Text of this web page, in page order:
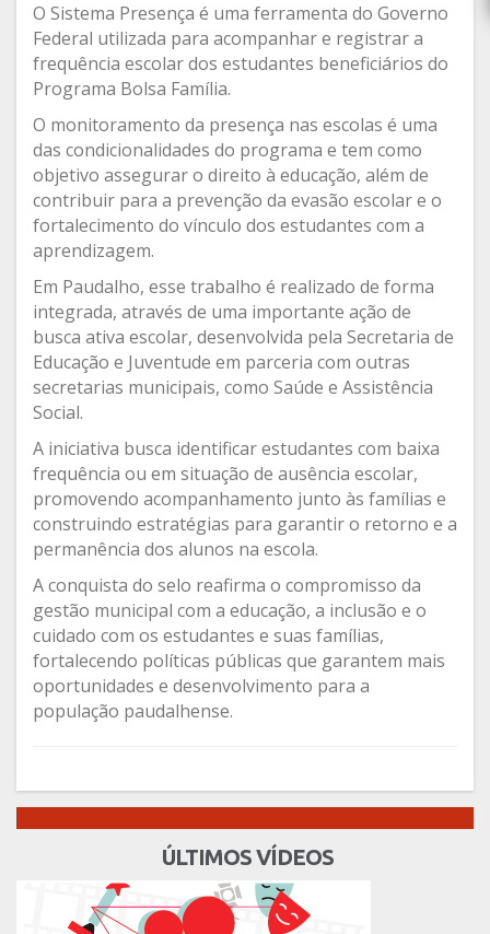
O Sistema Presença é uma ferramenta do Governo
Federal utilizada para acompanhar e registrar a
frequência escolar dos estudantes beneficiários do
Programa Bolsa Família.
O monitoramento da presença nas escolas é uma
das condicionalidades do programa e tem como
objetivo assegurar o direito à educação, além de
contribuir para a prevenção da evasão escolar e o
fortalecimento do vínculo dos estudantes com a
aprendizagem.
Em Paudalho, esse trabalho é realizado de forma
integrada, através de uma importante ação de
busca ativa escolar, desenvolvida pela Secretaria de
Educação e Juventude em parceria com outras
secretarias municipais, como Saúde e Assistência
Social.
A iniciativa busca identificar estudantes com baixa
frequência ou em situação de ausência escolar,
promovendo acompanhamento junto às famílias e
construindo estratégias para garantir o retorno e a
permanência dos alunos na escola.
A conquista do selo reafirma o compromisso da
gestão municipal com a educação, a inclusão e o
cuidado com os estudantes e suas famílias,
fortalecendo políticas públicas que garantem mais
oportunidades e desenvolvimento para a
população paudalhense.
ÚLTIMOS VÍDEOS